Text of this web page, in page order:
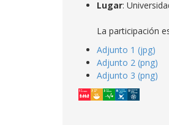
Lugar:
La participación
Adjunto 1 (jpg)
Adjunto 2 (png)
Adjunto 3 (png)